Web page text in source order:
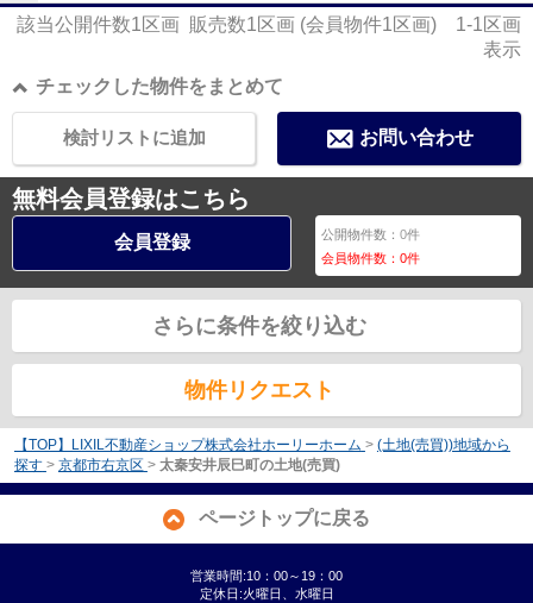
該当公開件数1区画 販売数1区画 (会員物件1区画) 1-1区画
表示
チェックした物件をまとめて
お問い合わせ
検討リストに追加
無料会員登録はこちら
会員登録 公開物件数：0件
会員物件数：0件
さらに条件を絞り込む
物件リクエスト
【TOP】LIXIL不動産ショップ株式会社ホーリーホーム > (土地(売買))地域から
探す > 京都市右京区 > 太秦安井辰巳町の土地(売買)
ページトップに戻る
営業時間:10：00～19：00
定休日:火曜日、水曜日